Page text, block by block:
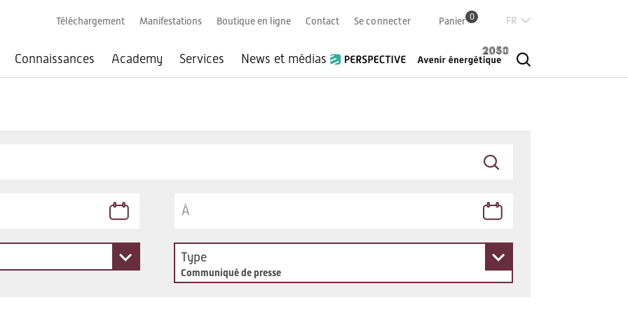
Connaissances Academy Services News et médias
Téléchargement Manifestations Boutique en ligne Contact Se connecter Panier 0
English
Type
Communiqué de presse